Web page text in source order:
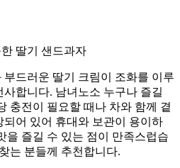
딸기 샌드과자
드러운 딸기 크림이 조화를 이루
합니다. 남녀노소 누구나 즐길
충전이 필요할 때나 차와 함께 곁
어 있어 휴대와 보관이 용이하
을 즐길 수 있는 점이 만족스럽습
는 분들께 추천합니다.